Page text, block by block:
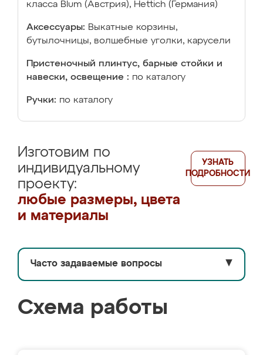
класса Blum (Австрия), Hettich (Германия)
Аксессуары: Выкатные корзины,
бутылочницы, волшебные уголки, карусели
Пристеночный плинтус, барные стойки и
навески, освещение : по каталогу
Ручки: по каталогу
Изготовим по
индивидуальному
проекту:
любые размеры, цвета
и материалы
УЗНАТЬ
ПОДРОБНОСТИ
Часто задаваемые вопросы ▼
Схема работы